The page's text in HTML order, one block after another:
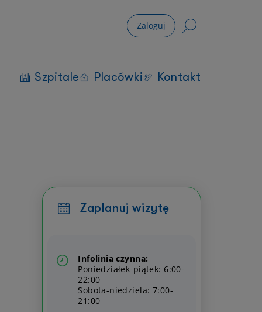
Zaloguj
Szpitale Placówki Kontakt
Zaplanuj wizytę
Infolinia czynna:
Poniedziałek-piątek: 6:00-
22:00
Sobota-niedziela: 7:00-
21:00